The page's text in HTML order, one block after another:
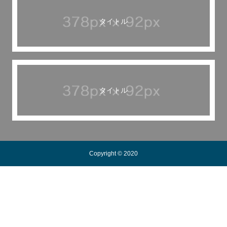
タイトル
タイトル
Copyright © 2020